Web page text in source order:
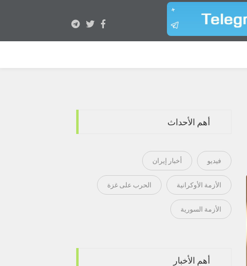
أهم الأحداث
فيديو أخبار إيران
الأزمة الأوكرانية الحرب على غزة
الأزمة السورية
أهم الأخبار